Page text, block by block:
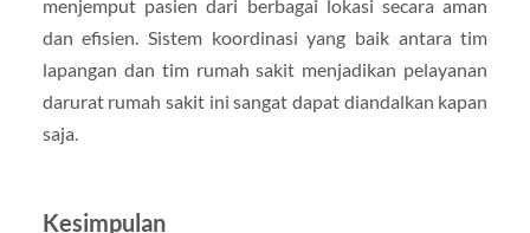
menjemput pasien dari berbagai lokasi secara aman
dan efisien. Sistem koordinasi yang baik antara tim
lapangan dan tim rumah sakit menjadikan pelayanan
darurat rumah sakit ini sangat dapat diandalkan kapan
saja.
Kesimpulan